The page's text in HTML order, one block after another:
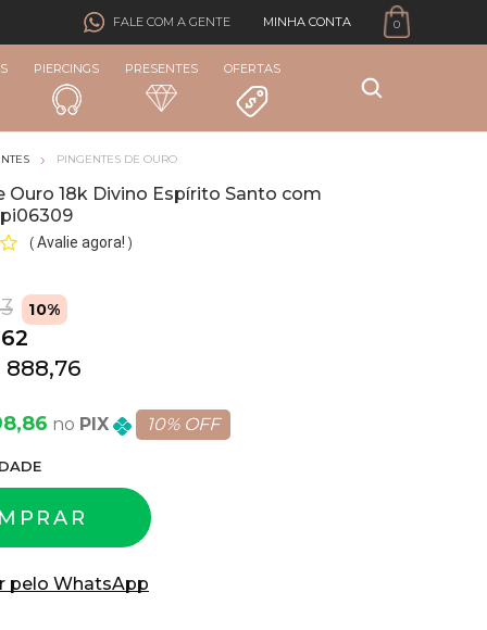
FALE COM A GENTE MINHA CONTA 0
PIERCINGS PRESENTES OFERTAS
PINGENTES DE OURO
Ouro 18k Divino Espírito Santo com
( Avalie agora! )
10%
888,76
PIX 10% OFF
pelo WhatsApp